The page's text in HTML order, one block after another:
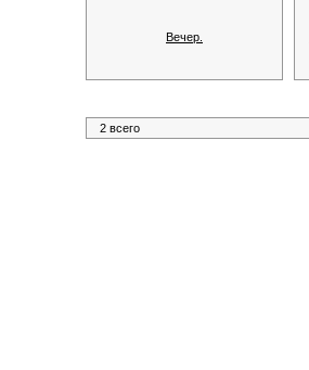
Вечер.
2 всего